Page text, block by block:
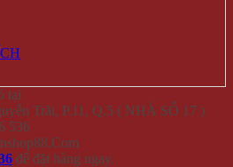
tại
Trãi, P.11, Q.5 ( NHÀ SỐ 17 )
536
để đặt hàng ngay.